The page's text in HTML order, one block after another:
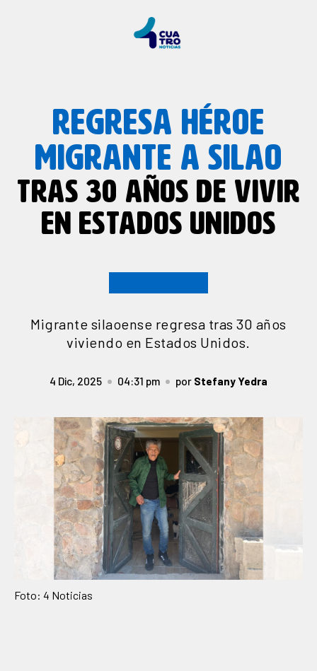
REGRESA HÉROE
MIGRANTE A SILAO
TRAS 30 AÑOS DE VIVIR
EN ESTADOS UNIDOS
Migrante silaoense regresa tras 30 años
viviendo en Estados Unidos.
4 Dic, 2025 04:31 pm por Stefany Yedra
Foto: 4 Noticias